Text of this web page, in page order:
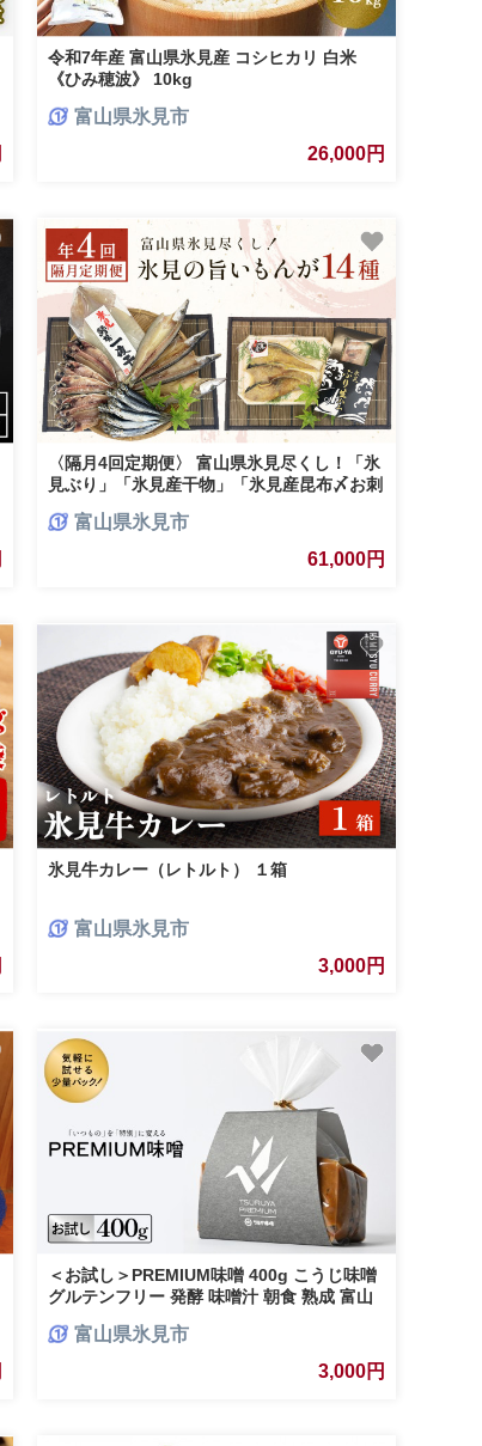
令和7年産 富山県氷見産 コシヒカリ 白米
《ひみ穂波》 10kg
富山県氷見市
26,000円
〈隔月4回定期便〉 富山県氷見尽くし！「氷
見ぶり」「氷見産干物」「氷見産昆布〆お刺
富山県氷見市
61,000円
氷見牛カレー（レトルト） １箱
富山県氷見市
3,000円
＜お試し＞PREMIUM味噌 400g こうじ味噌
グルテンフリー 発酵 味噌汁 朝食 熟成 富山
富山県氷見市
3,000円